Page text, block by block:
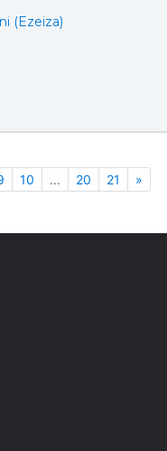
(Ezeiza)
10 ... 20 21 »